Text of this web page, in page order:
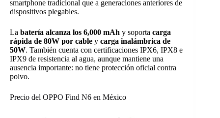
smartphone tradicional que a generaciones anteriores de
dispositivos plegables.
La batería alcanza los 6,000 mAh y soporta carga
rápida de 80W por cable y carga inalámbrica de
50W. También cuenta con certificaciones IPX6, IPX8 e
IPX9 de resistencia al agua, aunque mantiene una
ausencia importante: no tiene protección oficial contra
polvo.
Precio del OPPO Find N6 en México